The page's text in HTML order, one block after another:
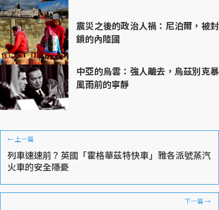
震災之後的政治人禍：尼泊爾，被封
鎖的內陸國
中亞的烏雲：強人離去，烏茲別克暴
風雨前的寧靜
←上一篇
列車速速前？英國「霍格華茲特快車」雅各派號蒸汽
火車的安全隱憂
下一篇→